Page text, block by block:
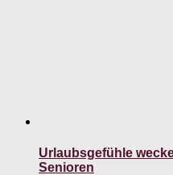
Urlaubsgefühle
Senioren